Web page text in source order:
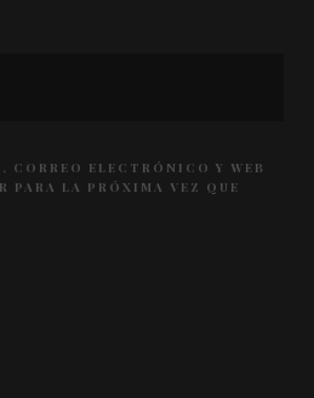
CORREO ELECTRÓNICO Y WEB
PARA LA PRÓXIMA VEZ QUE